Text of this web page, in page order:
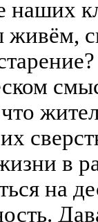
наших
в
на